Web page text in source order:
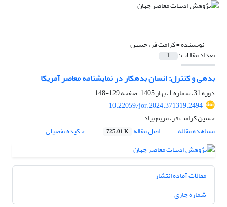
نویسنده =کرامت فر، حسین
تعداد مقالات: 1
بدهی و کنترل: انسان بدهکار در نمایشنامه معاصر آمریکا
دوره 31، شماره 1، بهار 1405، صفحه
129-148
10.22059/jor.2024.371319.2494
حسین کرامت فر، مریم بیاد
مشاهده مقاله
اصل مقاله 725.01 K چکیده تفصیلی
مقالات آماده انتشار
شماره جاری